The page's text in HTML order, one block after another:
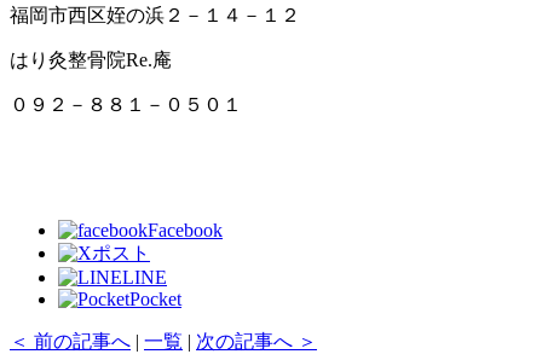
福岡市西区姪の浜２－１４－１２
はり灸整骨院Re.庵
０９２－８８１－０５０１
Facebook
ポスト
LINE
Pocket
＜ 前の記事へ | 一覧 | 次の記事へ ＞